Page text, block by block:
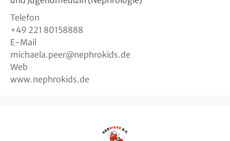
Telefon
+49 221 80158888
E-Mail
michaela.peer@nephrokids.de
Web
www.nephrokids.de